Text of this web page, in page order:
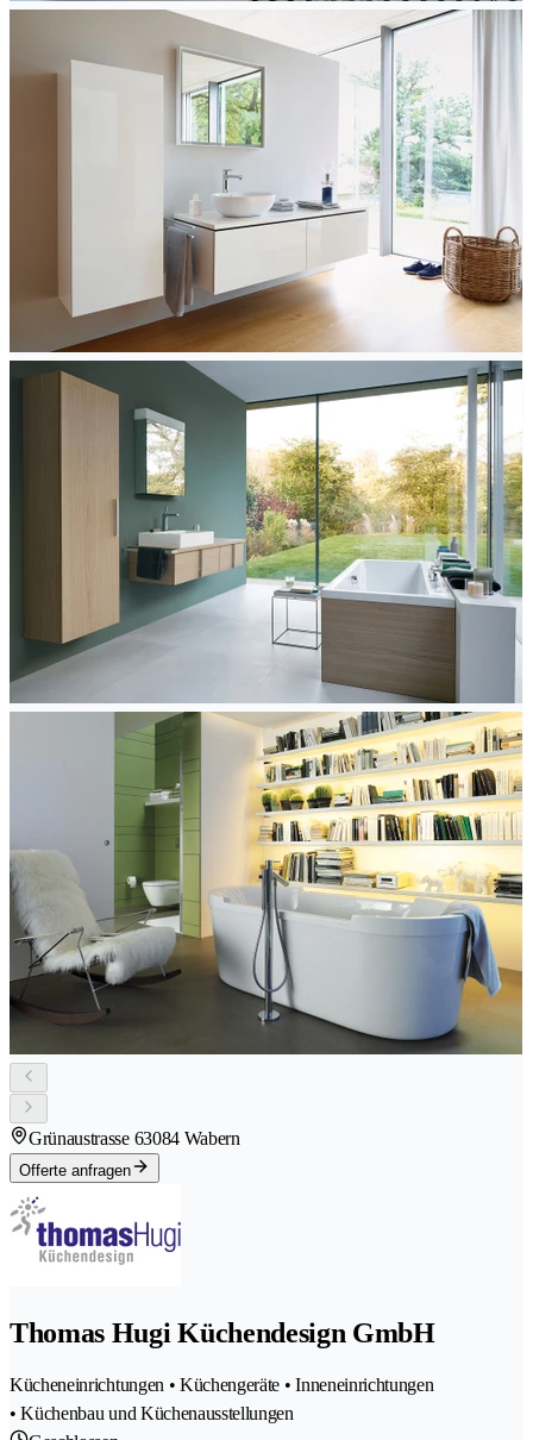
Grünaustrasse 63084 Wabern
Offerte anfragen
Thomas Hugi Küchendesign GmbH
Kücheneinrichtungen • Küchengeräte • Inneneinrichtungen
• Küchenbau und Küchenausstellungen